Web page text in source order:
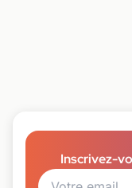
Inscrivez-